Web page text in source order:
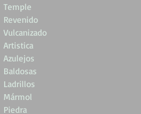
Temple
Revenido
Vulcanizado
Artistica
Azulejos
Baldosas
Ladrillos
Mármol
Piedra